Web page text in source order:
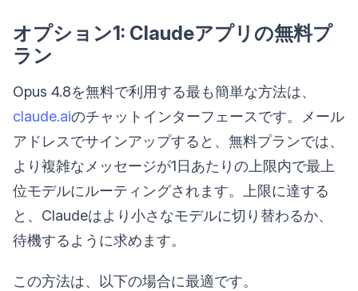
オプション1: Claudeアプリの無料プ
ラン
Opus 4.8を無料で利用する最も簡単な方法は、
claude.aiのチャットインターフェースです。メール
アドレスでサインアップすると、無料プランでは、
より複雑なメッセージが1日あたりの上限内で最上
位モデルにルーティングされます。上限に達する
と、Claudeはより小さなモデルに切り替わるか、
待機するように求めます。
この方法は、以下の場合に最適です。